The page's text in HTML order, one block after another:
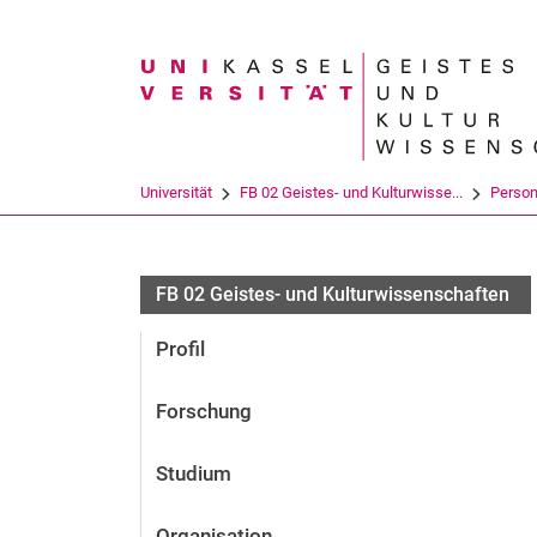
Suchbegriff
Universität FB 02 Geistes- und Kulturwisse...
FB 02 Geistes- und Kulturwissenschaften
Profil
Forschung
Studium